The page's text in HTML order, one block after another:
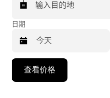
输入目的地
日期
向
查看价格